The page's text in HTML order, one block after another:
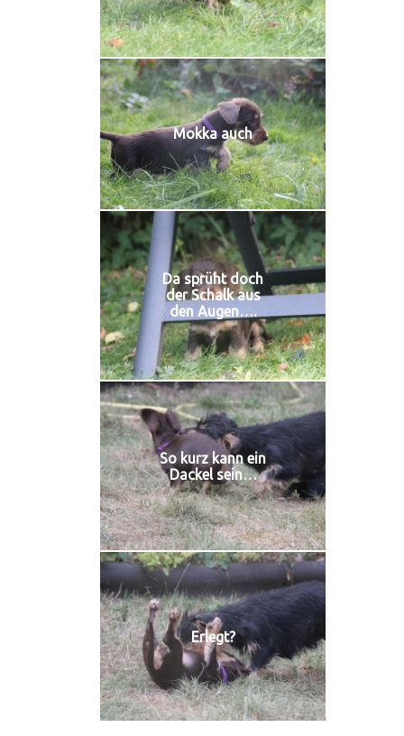
Mokka auch
Da sprüht doch
der Schalk aus
den Augen….
So kurz kann ein
Dackel sein…
Erlegt?